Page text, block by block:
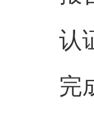
认
完